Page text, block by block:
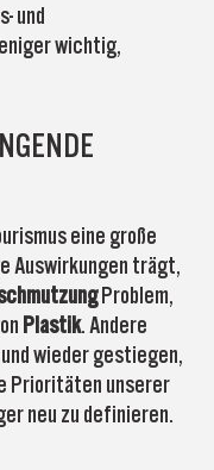
und
wichtig,
eine große
Auswirkungen trägt,
Problem,
Plastik. Andere
wieder gestiegen,
Prioritäten unserer
neu zu definieren.